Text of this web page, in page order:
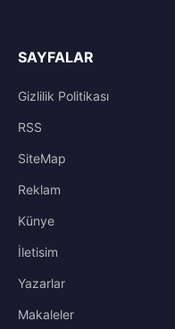
SAYFALAR
Gizlilik Politikası
RSS
SiteMap
Reklam
Künye
İletisim
Yazarlar
Makaleler